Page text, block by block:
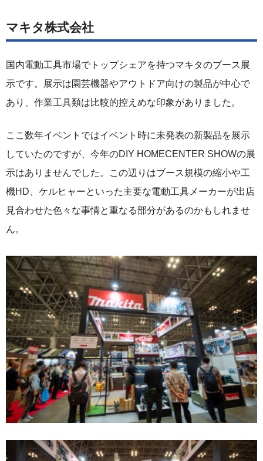
マキタ株式会社
国内電動工具市場でトップシェアを持つマキタのブース展
示です。展示は園芸機器やアウトドア向けの製品が中心で
あり、作業工具類は比較的控えめな印象がありました。
ここ数年イベントではイベント時に未発表の新製品を展示
していたのですが、今年のDIY HOMECENTER SHOWの展
示はありませんでした。この辺りはブース規模の縮小や工
機HD、ケルヒャーといった主要な電動工具メーカーが出店
見合わせた色々な事情と重なる部分があるのかもしれませ
ん。